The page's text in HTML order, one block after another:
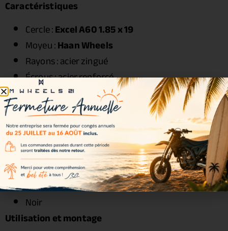
Caractéristiques
Cercle :Excel A60 1.85 x 19
Moyeu :Haan Wheels
Rayons : acier zingué
Écrous : acier renforcé
Roulements : inclus
Joints spy : inclus
Entretoises : incluses
Visserie : incluse
Couleurs disponibles
Couleur incluse dans le kit :
Noir
Utilisation et montage